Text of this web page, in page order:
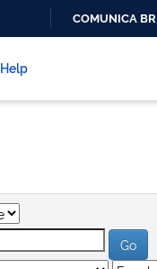
COMUNICA BR
Help